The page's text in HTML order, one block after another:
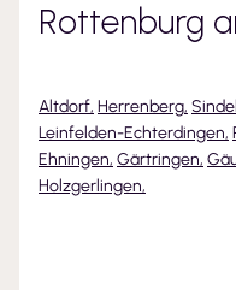
Rottenburg
Altdorf, Herrenberg,
Leinfelden-Echterdingen,
Ehningen, Gärtringen,
Holzgerlingen,